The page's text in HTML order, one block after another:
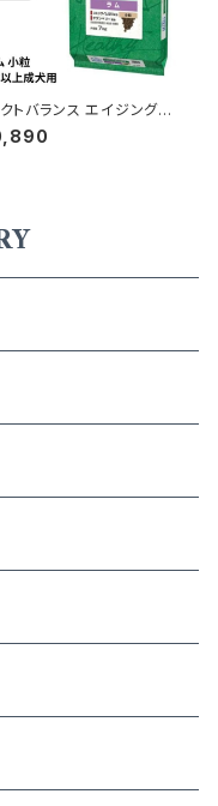
トバランス エイジングケ
ム 小粒 7才以上の成犬用